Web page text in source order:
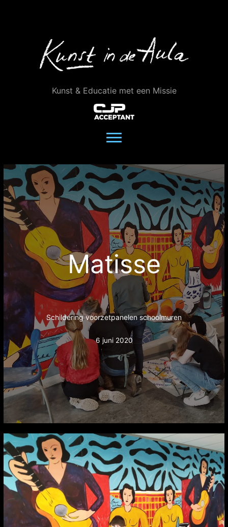
Kunst & Educatie met een Missie
Matisse
Schildering voorzetpanelen schoolmuren
6 juni 2020